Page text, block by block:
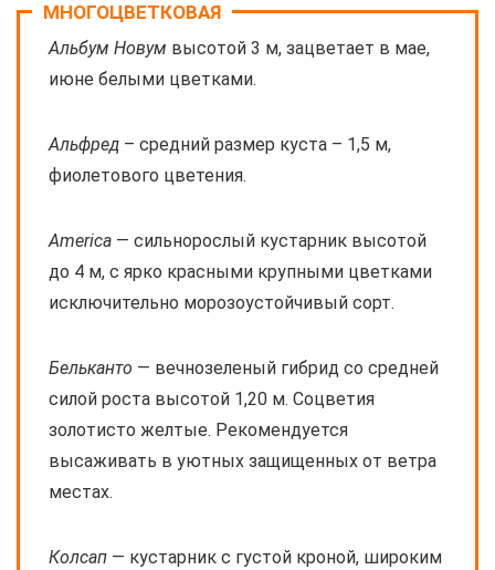
МНОГОЦВЕТКОВАЯ
Альбум Новум высотой 3 м, зацветает в мае,
июне белыми цветками.
Альфред – средний размер куста – 1,5 м,
фиолетового цветения.
America — сильнорослый кустарник высотой
до 4 м, с ярко красными крупными цветками
исключительно морозоустойчивый сорт.
Бельканто — вечнозеленый гибрид со средней
силой роста высотой 1,20 м. Соцветия
золотисто желтые. Рекомендуется
высаживать в уютных защищенных от ветра
местах.
Колсап — кустарник с густой кроной, широким